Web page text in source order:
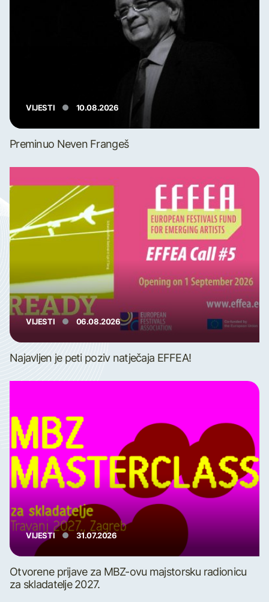
VIJESTI 10.08.2026
Preminuo Neven Frangeš
VIJESTI 06.08.2026
Najavljen je peti poziv natječaja EFFEA!
VIJESTI 31.07.2026
Otvorene prijave za MBZ-ovu majstorsku radionicu
za skladatelje 2027.